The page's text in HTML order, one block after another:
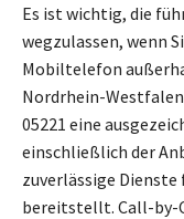
Es ist wichtig, die
wegzulassen, wenn
Mobiltelefon
Nordrhein-
05221 eine
einschließlich der
zuverlässige
bereitstellt. Call-by-